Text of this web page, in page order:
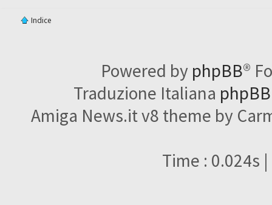
Indice
Powered by phpBB®
Traduzione Italiana
Amiga News.it v8 theme by
Time : 0.024s